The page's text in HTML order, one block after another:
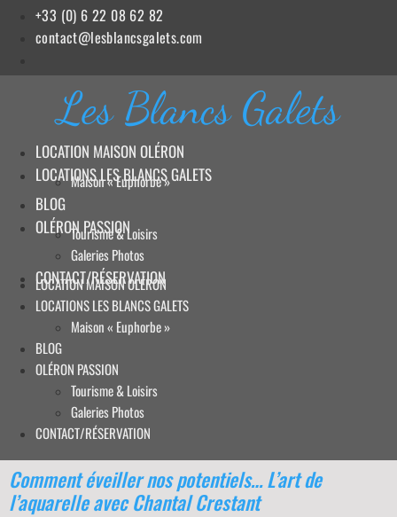
+33 (0) 6 22 08 62 82
contact@lesblancsgalets.com
Les Blancs Galets
LOCATION MAISON OLÉRON
LOCATIONS LES BLANCS GALETS
Maison « Euphorbe »
BLOG
OLÉRON PASSION
Tourisme & Loisirs
Galeries Photos
CONTACT/RÉSERVATION
LOCATION MAISON OLÉRON
LOCATIONS LES BLANCS GALETS
Maison « Euphorbe »
BLOG
OLÉRON PASSION
Tourisme & Loisirs
Galeries Photos
CONTACT/RÉSERVATION
Comment éveiller nos potentiels… L’art de
l’aquarelle avec Chantal Crestant